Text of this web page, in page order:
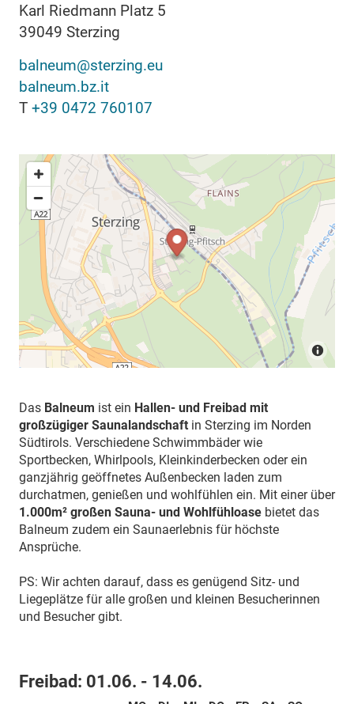
Karl Riedmann Platz 5
39049 Sterzing
balneum@sterzing.eu
balneum.bz.it
T +39 0472 760107
Das Balneum ist ein Hallen- und Freibad mit
großzügiger Saunalandschaft in Sterzing im Norden
Südtirols. Verschiedene Schwimmbäder wie
Sportbecken, Whirlpools, Kleinkinderbecken oder ein
ganzjährig geöffnetes Außenbecken laden zum
durchatmen, genießen und wohlfühlen ein. Mit einer über
1.000m² großen Sauna- und Wohlfühloase bietet das
Balneum zudem ein Saunaerlebnis für höchste
Ansprüche.
PS: Wir achten darauf, dass es genügend Sitz- und
Liegeplätze für alle großen und kleinen Besucherinnen
und Besucher gibt.
Freibad: 01.06. - 14.06.